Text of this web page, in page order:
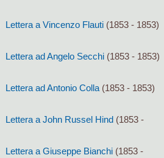
Lettera a Vincenzo Flauti (1853 - 1853)
Lettera ad Angelo Secchi (1853 - 1853)
Lettera ad Antonio Colla (1853 - 1853)
Lettera a John Russel Hind (1853 -
Lettera a Giuseppe Bianchi (1853 -